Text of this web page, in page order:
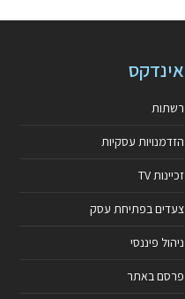
אינדקס
רשתות
הזדמנויות עסקיות
זכיינות TV
צעדים בפתיחת עסק
ניהול פיננסי
פרסם באתר